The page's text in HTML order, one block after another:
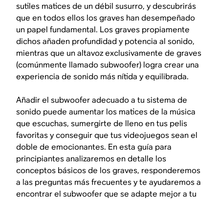
sutiles matices de un débil susurro, y descubrirás
que en todos ellos los graves han desempeñado
un papel fundamental. Los graves propiamente
dichos añaden profundidad y potencia al sonido,
mientras que un altavoz exclusivamente de graves
(comúnmente llamado subwoofer) logra crear una
experiencia de sonido más nítida y equilibrada.
Añadir el subwoofer adecuado a tu sistema de
sonido puede aumentar los matices de la música
que escuchas, sumergirte de lleno en tus pelis
favoritas y conseguir que tus videojuegos sean el
doble de emocionantes. En esta guía para
principiantes analizaremos en detalle los
conceptos básicos de los graves, responderemos
a las preguntas más frecuentes y te ayudaremos a
encontrar el subwoofer que se adapte mejor a tu